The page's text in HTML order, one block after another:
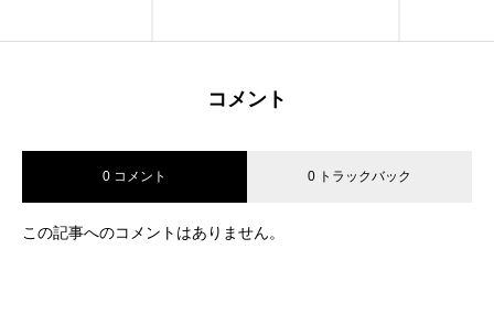
コメント
0 コメント 0 トラックバック
この記事へのコメントはありません。